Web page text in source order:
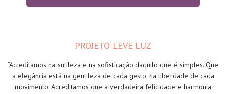
PROJETO LEVE LUZ
“Acreditamos na sutileza e na sofisticação daquilo que é simples. Que
a elegância está na gentileza de cada gesto, na liberdade de cada
movimento. Acreditamos que a verdadeira felicidade e harmonia